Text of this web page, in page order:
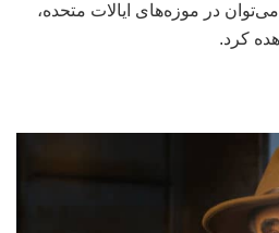
در موزه‌های ایالات متحده،
کرد.